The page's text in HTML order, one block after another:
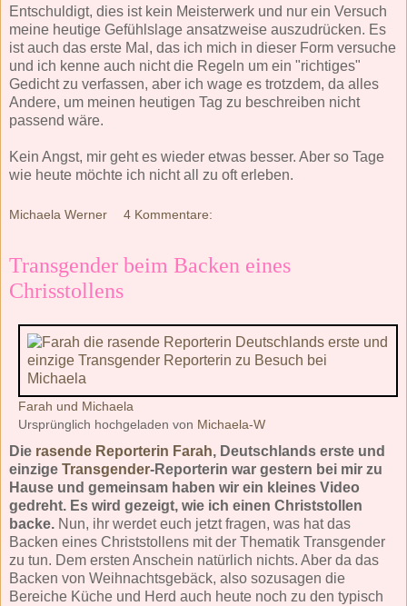
Entschuldigt, dies ist kein Meisterwerk und nur ein Versuch
meine heutige Gefühlslage ansatzweise auszudrücken. Es
ist auch das erste Mal, das ich mich in dieser Form versuche
und ich kenne auch nicht die Regeln um ein "richtiges"
Gedicht zu verfassen, aber ich wage es trotzdem, da alles
Andere, um meinen heutigen Tag zu beschreiben nicht
passend wäre.
Kein Angst, mir geht es wieder etwas besser. Aber so Tage
wie heute möchte ich nicht all zu oft erleben.
Michaela Werner 4 Kommentare:
Transgender beim Backen eines
Chrisstollens
Farah und Michaela
Ursprünglich hochgeladen von Michaela-W
Die rasende Reporterin Farah, Deutschlands erste und
einzige Transgender-Reporterin war gestern bei mir zu
Hause und gemeinsam haben wir ein kleines Video
gedreht. Es wird gezeigt, wie ich einen Christstollen
backe. Nun, ihr werdet euch jetzt fragen, was hat das
Backen eines Christstollens mit der Thematik Transgender
zu tun. Dem ersten Anschein natürlich nichts. Aber da das
Backen von Weihnachtsgebäck, also sozusagen die
Bereiche Küche und Herd auch heute noch zu den typisch